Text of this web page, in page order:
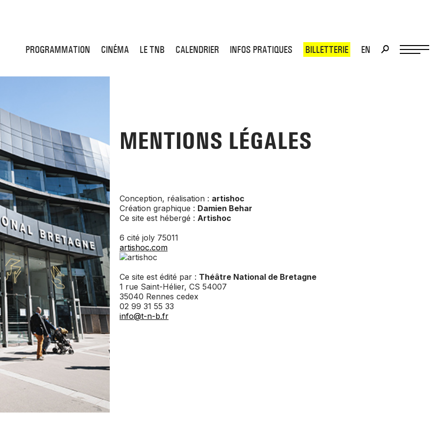
PROGRAMMATION CINÉMA LE TNB CALENDRIER INFOS PRATIQUES BILLETTERIE EN
MENTIONS LÉGALES
Conception, réalisation : artishoc
Création graphique : Damien Behar
Ce site est hébergé : Artishoc
6 cité joly 75011
artishoc.com
Ce site est édité par : Théâtre National de Bretagne
1 rue Saint-Hélier, CS 54007
35040 Rennes cedex
02 99 31 55 33
info@t-n-b.fr